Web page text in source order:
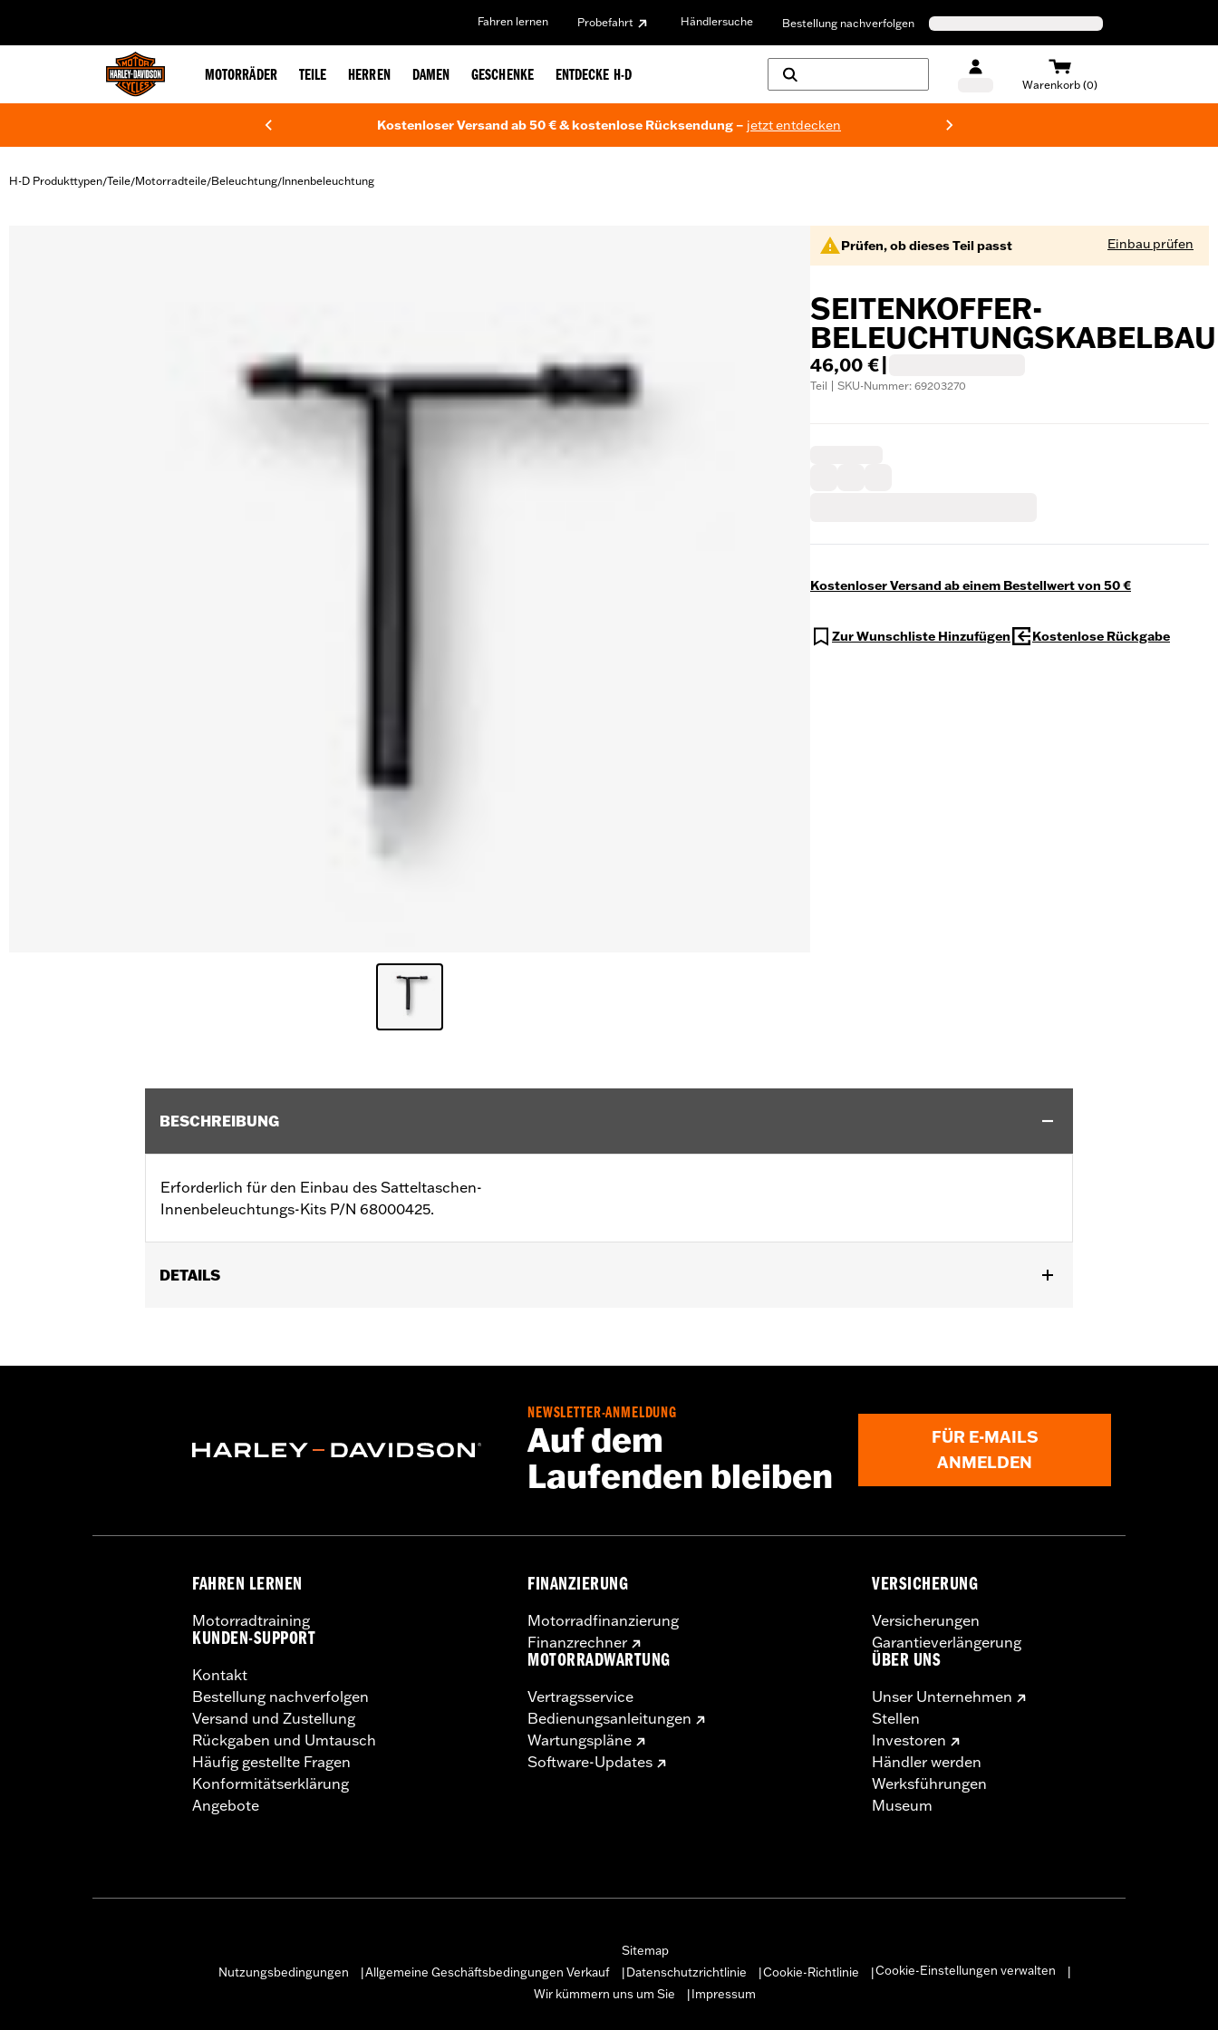
Fahren lernen Probefahrt Händlersuche Bestellung nachverfolgen
MOTORRÄDER TEILE HERREN DAMEN GESCHENKE ENTDECKE H-D
Warenkorb (0)
Kostenloser Versand ab 50 € & kostenlose Rücksendung – jetzt entdecken
H-D Produkttypen/Teile/Motorradteile/Beleuchtung/Innenbeleuchtung
Prüfen, ob dieses Teil passt Einbau prüfen
SEITENKOFFER-
46,00 €
Teil | SKU-Nummer: 69203270
Kostenloser Versand ab einem Bestellwert von 50 €
Zur Wunschliste Hinzufügen Kostenlose Rückgabe
BESCHREIBUNG
Erforderlich für den Einbau des Satteltaschen-
Innenbeleuchtungs-Kits P/N 68000425.
DETAILS
NEWSLETTER-ANMELDUNG
Auf dem
Laufenden bleiben
FÜR E-MAILS
ANMELDEN
FAHREN LERNEN
Motorradtraining
KUNDEN-SUPPORT
Kontakt
Bestellung nachverfolgen
Versand und Zustellung
Rückgaben und Umtausch
Häufig gestellte Fragen
Konformitätserklärung
Angebote
FINANZIERUNG
Motorradfinanzierung
Finanzrechner
MOTORRADWARTUNG
Vertragsservice
Bedienungsanleitungen
Wartungspläne
Software-Updates
VERSICHERUNG
Versicherungen
Garantieverlängerung
ÜBER UNS
Unser Unternehmen
Stellen
Investoren
Händler werden
Werksführungen
Museum
Sitemap
Nutzungsbedingungen
Allgemeine Geschäftsbedingungen Verkauf Datenschutzrichtlinie Cookie-Richtlinie Cookie-Einstellungen verwalten
Wir kümmern uns um Sie
Impressum